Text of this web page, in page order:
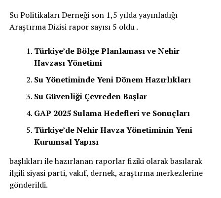
Su Politikaları Derneği son 1,5 yılda yayınladığı
Araştırma Dizisi rapor sayısı 5 oldu .
Türkiye’de Bölge Planlaması ve Nehir
Havzası Yönetimi
Su Yönetiminde Yeni Dönem Hazırlıkları
Su Güvenliği Çevreden Başlar
GAP 2025 Sulama Hedefleri ve Sonuçları
Türkiye’de Nehir Havza Yönetiminin Yeni
Kurumsal Yapısı
başlıkları ile hazırlanan raporlar fiziki olarak basılarak
ilgili siyasi parti, vakıf, dernek, araştırma merkezlerine
gönderildi.